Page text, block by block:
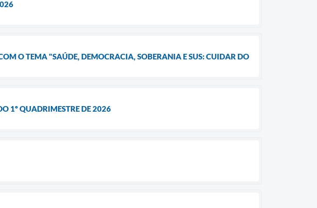
O TEMA "SAÚDE, DEMOCRACIA, SOBERANIA E SUS: CUIDAR DO
1º QUADRIMESTRE DE 2026